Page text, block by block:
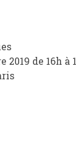
2019 de 16h à